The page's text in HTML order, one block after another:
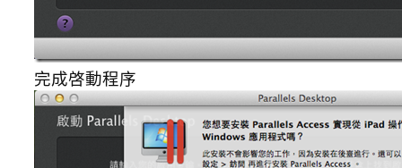
完成啓動程序